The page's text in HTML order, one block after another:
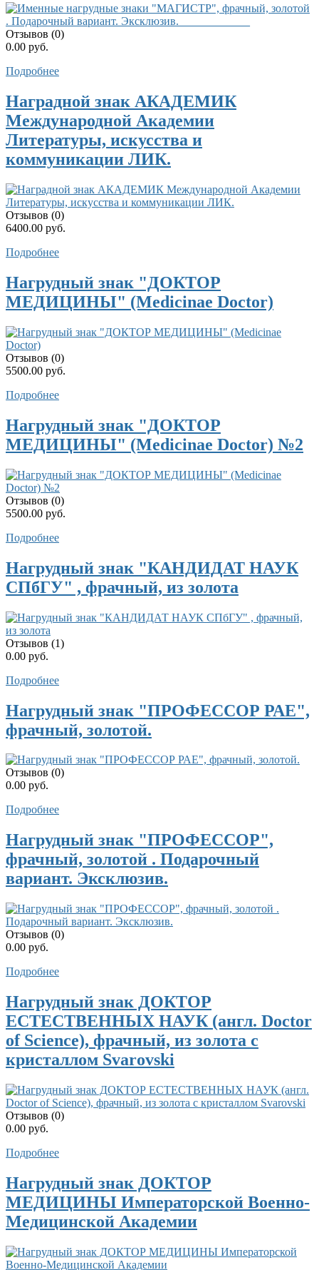
Отзывов (0)
0.00 руб.
Подробнее
Наградной знак АКАДЕМИК
Международной Академии
Литературы, искусства и
коммуникации ЛИК.
Отзывов (0)
6400.00 руб.
Подробнее
Нагрудный знак "ДОКТОР
МЕДИЦИНЫ" (Medicinae Doctor)
Отзывов (0)
5500.00 руб.
Подробнее
Нагрудный знак "ДОКТОР
МЕДИЦИНЫ" (Medicinae Doctor) №2
Отзывов (0)
5500.00 руб.
Подробнее
Нагрудный знак "КАНДИДАТ НАУК
СПбГУ" , фрачный, из золота
Отзывов (1)
0.00 руб.
Подробнее
Нагрудный знак "ПРОФЕССОР РАЕ",
фрачный, золотой.
Отзывов (0)
0.00 руб.
Подробнее
Нагрудный знак "ПРОФЕССОР",
фрачный, золотой . Подарочный
вариант. Эксклюзив.
Отзывов (0)
0.00 руб.
Подробнее
Нагрудный знак ДОКТОР
ЕСТЕСТВЕННЫХ НАУК (англ. Doctor
of Science), фрачный, из золота с
кристаллом Svarovski
Отзывов (0)
0.00 руб.
Подробнее
Нагрудный знак ДОКТОР
МЕДИЦИНЫ Императорской Военно-
Медицинской Академии